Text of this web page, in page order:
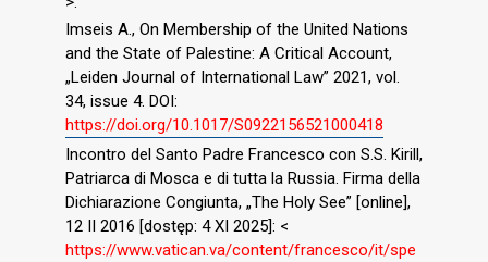
Imseis A., On Membership of the United Nations
and the State of Palestine: A Critical Account,
„Leiden Journal of International Law” 2021, vol.
34, issue 4. DOI:
https://doi.org/10.1017/S0922156521000418
Incontro del Santo Padre Francesco con S.S. Kirill,
Patriarca di Mosca e di tutta la Russia. Firma della
Dichiarazione Congiunta, „The Holy See” [online],
12 II 2016 [dostęp: 4 XI 2025]: <
https://www.vatican.va/content/francesco/it/spe